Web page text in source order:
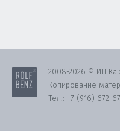
2008-2026 © ИП
Копирование
Тел.: +7 (916) 672-